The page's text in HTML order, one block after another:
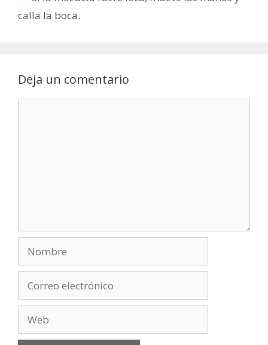
calla la boca.
Deja un comentario
electrónico